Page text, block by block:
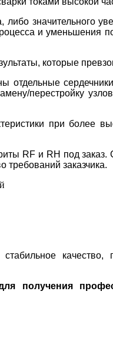
значительного
и уменьшения
которые
отдельные
перестройку
при более
RF и RH под заказ.
требований заказчика.
качество,
получения